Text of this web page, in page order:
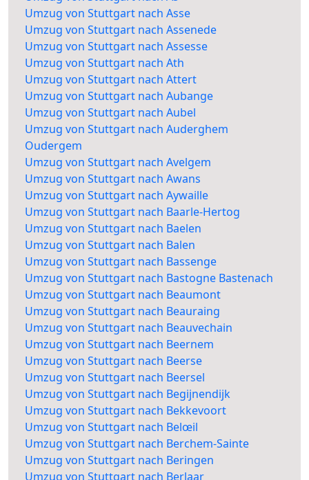
Umzug von Stuttgart nach Asse
Umzug von Stuttgart nach Assenede
Umzug von Stuttgart nach Assesse
Umzug von Stuttgart nach Ath
Umzug von Stuttgart nach Attert
Umzug von Stuttgart nach Aubange
Umzug von Stuttgart nach Aubel
Umzug von Stuttgart nach Auderghem
Oudergem
Umzug von Stuttgart nach Avelgem
Umzug von Stuttgart nach Awans
Umzug von Stuttgart nach Aywaille
Umzug von Stuttgart nach Baarle-Hertog
Umzug von Stuttgart nach Baelen
Umzug von Stuttgart nach Balen
Umzug von Stuttgart nach Bassenge
Umzug von Stuttgart nach Bastogne Bastenach
Umzug von Stuttgart nach Beaumont
Umzug von Stuttgart nach Beauraing
Umzug von Stuttgart nach Beauvechain
Umzug von Stuttgart nach Beernem
Umzug von Stuttgart nach Beerse
Umzug von Stuttgart nach Beersel
Umzug von Stuttgart nach Begijnendijk
Umzug von Stuttgart nach Bekkevoort
Umzug von Stuttgart nach Belœil
Umzug von Stuttgart nach Berchem-Sainte
Umzug von Stuttgart nach Beringen
Umzug von Stuttgart nach Berlaar